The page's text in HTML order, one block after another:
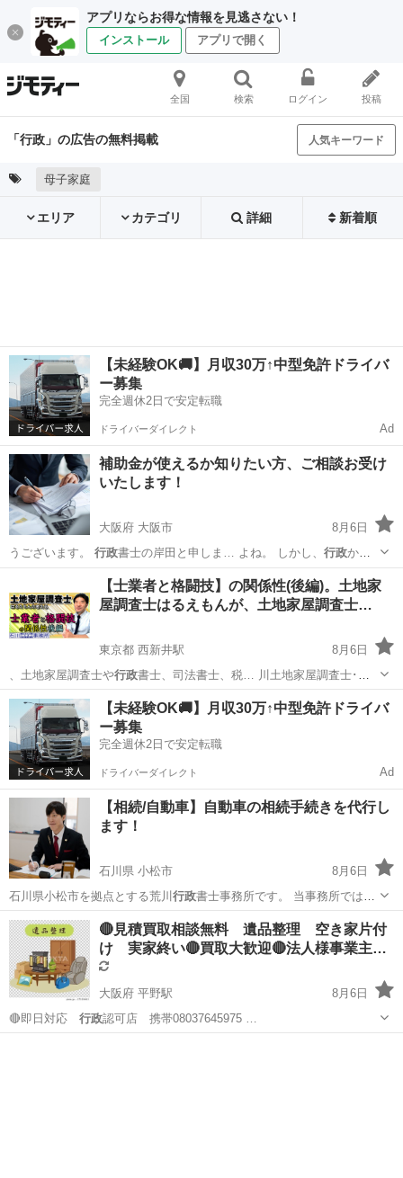
アプリならお得な情報を見逃さない！
インストール アプリで開く
全国 検索 ログイン 投稿
「行政」の広告の無料掲載 人気キーワード
母子家庭
エリア カテゴリ 詳細 新着順
【未経験OK🚚】月収30万↑中型免許ドライバ
ー募集
完全週休2日で安定転職
ドライバーダイレクト Ad
補助金が使えるか知りたい方、ご相談お受け
いたします！
大阪府 大阪市
8月6日
うございます。 行政書士の岸田と申しま… よね。 しかし、 行政から
公募されている… とき登場するのが、行政 書士です。 書士は行政と国
民を繋げる橋渡… い ・書類作成や行政とのやりとりが大変… 類作
成、申請代行、 行政...
その他 行政
【士業者と格闘技】の関係性(後編)。土地家
屋調査士はるえもんが、土地家屋調査士…
東京都 西新井駅
8月6日
、土地家屋調査士や行政書士、司法書士、税… 川土地家屋調査士･
政書士･海事代理士事…
東京 足立区 西新井駅 その他
【未経験OK🚚】月収30万↑中型免許ドライバ
ー募集
完全週休2日で安定転職
ドライバーダイレクト Ad
【相続/自動車】自動車の相続手続きを代行し
ます！
石川県 小松市
8月6日
石川県小松市を拠点とする荒川行政書士事務所です。 当事務所では、
自動…
石川 小松市 その他
🔴見積買取相談無料 遺品整理 空き家片付
け 実家終い🔴買取大歓迎🔴法人様事業主…
大阪府 平野駅
8月6日
🔴即日対応 行政